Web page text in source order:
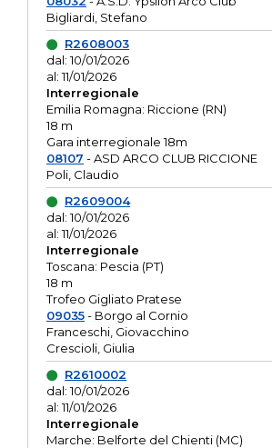
Bigliardi, Stefano
R2608003
dal: 10/01/2026
al: 11/01/2026
Interregionale
Emilia Romagna: Riccione (RN)
18 m
Gara interregionale 18m
08107 - ASD ARCO CLUB RICCIONE
Poli, Claudio
R2609004
dal: 10/01/2026
al: 11/01/2026
Interregionale
Toscana: Pescia (PT)
18 m
Trofeo Gigliato Pratese
09035- Borgo al Cornio
Franceschi, Giovacchino
Crescioli, Giulia
R2610002
dal: 10/01/2026
al: 11/01/2026
Interregionale
Marche: Belforte del Chienti (MC)